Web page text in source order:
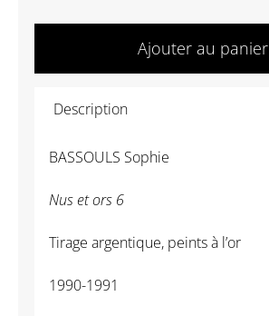
de
Ajouter au panier
Description
BASSOULS Sophie
Nus et ors 6
Tirage argentique, peints à l’or
1990-1991